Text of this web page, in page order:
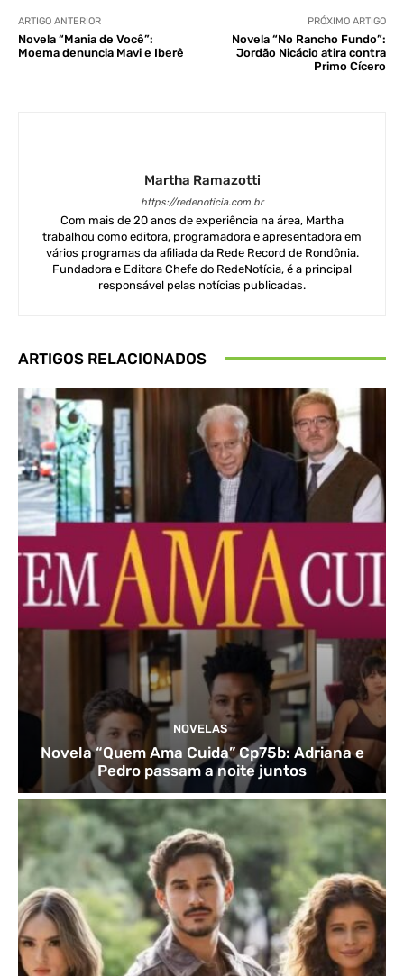
ARTIGO ANTERIOR
Novela “Mania de Você”:
Moema denuncia Mavi e Iberê
PRÓXIMO ARTIGO
Novela “No Rancho Fundo”:
Jordão Nicácio atira contra
Primo Cícero
Martha Ramazotti
https://redenoticia.com.br
Com mais de 20 anos de experiência na área, Martha
trabalhou como editora, programadora e apresentadora em
vários programas da afiliada da Rede Record de Rondônia.
Fundadora e Editora Chefe do RedeNotícia, é a principal
responsável pelas notícias publicadas.
ARTIGOS RELACIONADOS
NOVELAS
Novela “Quem Ama Cuida” Cp75b: Adriana e
Pedro passam a noite juntos